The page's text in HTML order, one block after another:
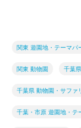
関東 遊園地・テーマパ
関東 動物園 千葉
千葉県 動物園・サファ
千葉・市原 遊園地・テ